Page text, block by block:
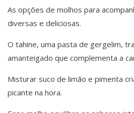
As opções de molhos para
diversas e deliciosas.
O tahine, uma pasta de gergelim,
amanteigado que complementa a
Misturar suco de limão e pimenta
picante na hora.